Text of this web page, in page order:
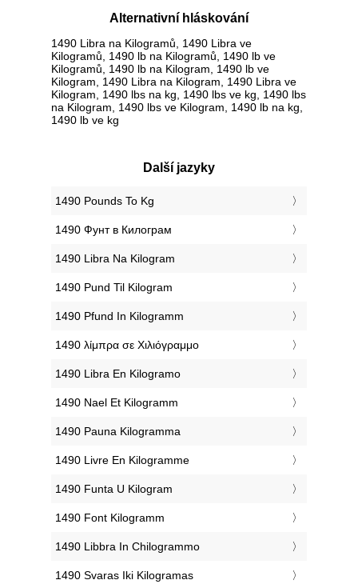
Alternativní hláskování
1490 Libra na Kilogramů, 1490 Libra ve
Kilogramů, 1490 lb na Kilogramů, 1490 lb ve
Kilogramů, 1490 lb na Kilogram, 1490 lb ve
Kilogram, 1490 Libra na Kilogram, 1490 Libra ve
Kilogram, 1490 lbs na kg, 1490 lbs ve kg, 1490 lbs
na Kilogram, 1490 lbs ve Kilogram, 1490 lb na kg,
1490 lb ve kg
Další jazyky
‎1490 Pounds To Kg
‎1490 Фунт в Килограм
‎1490 Libra Na Kilogram
‎1490 Pund Til Kilogram
‎1490 Pfund In Kilogramm
‎1490 λίμπρα σε Χιλιόγραμμο
‎1490 Libra En Kilogramo
‎1490 Nael Et Kilogramm
‎1490 Pauna Kilogramma
‎1490 Livre En Kilogramme
‎1490 Funta U Kilogram
‎1490 Font Kilogramm
‎1490 Libbra In Chilogrammo
‎1490 Svaras Iki Kilogramas